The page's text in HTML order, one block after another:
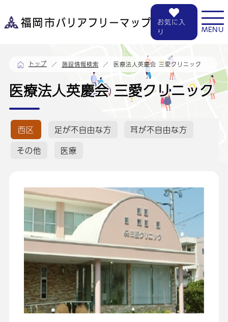
お気に入
り
MENU
トップ 施設情報検索 医療法人英慶会 三愛クリニック
医療法人英慶会 三愛クリニック
西区 足が不自由な方
耳が不自由な方
その他
医療